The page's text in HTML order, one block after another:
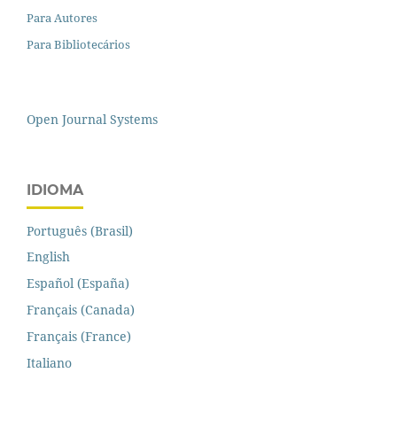
Para Autores
Para Bibliotecários
Open Journal Systems
IDIOMA
Português (Brasil)
English
Español (España)
Français (Canada)
Français (France)
Italiano